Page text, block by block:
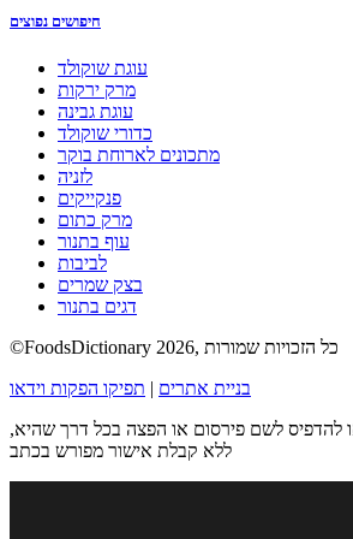
חיפושים נפוצים
עוגת שוקולד
מרק ירקות
עוגת גבינה
כדורי שוקולד
מתכונים לארוחת בוקר
לזניה
פנקייקים
מרק כתום
עוף בתנור
לביבות
בצק שמרים
דגים בתנור
©FoodsDictionary 2026, כל הזכויות שמורות
בניית אתרים | תפיקו הפקות וידאו
להדפיס לשם פירסום או הפצה בכל דרך שהיא,
ללא קבלת אישור מפורש בכתב